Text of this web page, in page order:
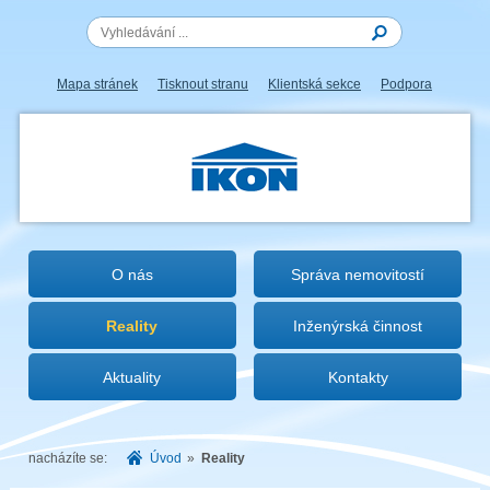
Mapa stránek Tisknout stranu Klientská sekce Podpora
IKON.CZ
O nás Správa nemovitostí
Reality Inženýrská činnost
Aktuality Kontakty
nacházíte se: Úvod » Reality